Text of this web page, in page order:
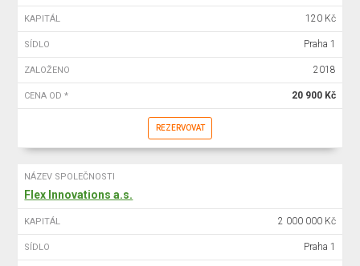
KAPITÁL 120 Kč
SÍDLO Praha 1
ZALOŽENO 2018
CENA OD * 20 900 Kč
REZERVOVAT
NÁZEV SPOLEČNOSTI
Flex Innovations a.s.
KAPITÁL 2 000 000 Kč
SÍDLO Praha 1